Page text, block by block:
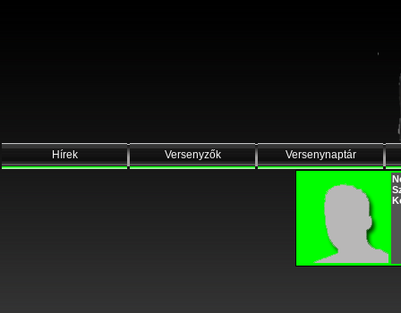
Hírek Versenyzők Versenynaptár